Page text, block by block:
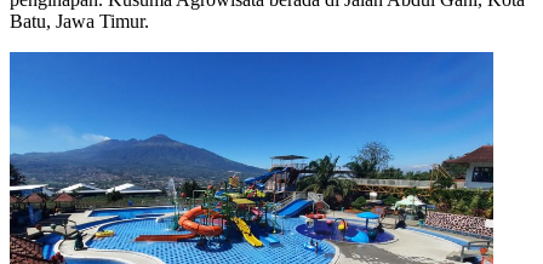
Batu, Jawa Timur.